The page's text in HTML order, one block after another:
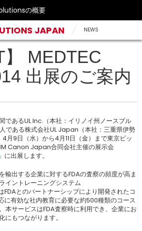
の概要
JAPAN NEWS
】 MEDTEC
出展のご案内
であるUL Inc.（本社：イリノイ州ノースブル
である株式会社UL Japan（本社：三重県伊勢
月9日（水）から4月11日（金）まで東京ビッ
Canon Japan合同会社主催の展示会
に出展します。
輸出する企業に対するFDAの査察の頻度が高ま
イントレーニングシステム
FDAとのパートナーシップにより開発されたコ
に有効な社内教育に必要な約500種類のコース
本サービスはFDA査察時に利用でき、企業にお
にもつながります。